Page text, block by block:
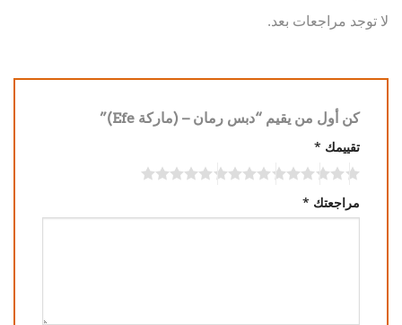
لا توجد مراجعات بعد.
كن أول من يقيم “دبس رمان – (ماركة Efe)”
تقييمك *
مراجعتك *